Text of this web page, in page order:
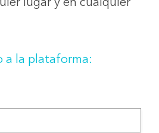
lugar y en cualquier
a la plataforma: